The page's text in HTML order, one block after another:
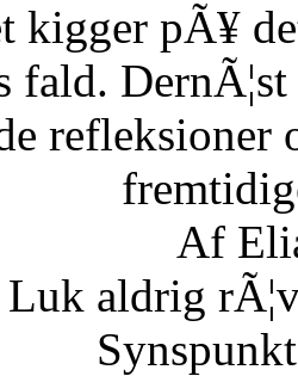
kigger pÃ¥
fald.
refleksioner
Af
Luk aldrig